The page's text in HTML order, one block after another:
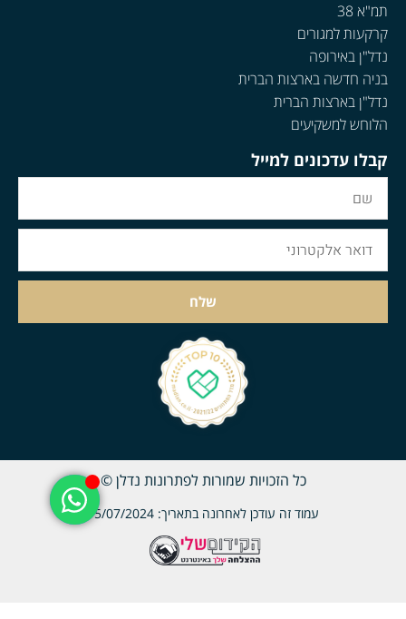
תמ"א 38
קרקעות למגורים
נדל"ן באירופה
בניה חדשה בארצות הברית
נדל"ן בארצות הברית
הלוחש למשקיעים
קבלו עדכונים למייל
שלח
כל הזכויות שמורות לפתרונות נדלן ©
עמוד זה עודכן לאחרונה בתאריך: 15/07/2024